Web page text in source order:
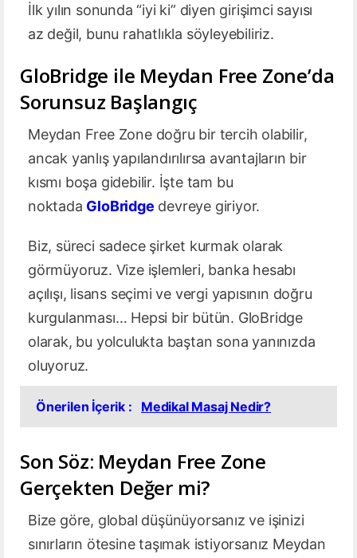
İlk yılın sonunda “iyi ki” diyen girişimci sayısı
az değil, bunu rahatlıkla söyleyebiliriz.
GloBridge ile Meydan Free Zone’da
Sorunsuz Başlangıç
Meydan Free Zone doğru bir tercih olabilir,
ancak yanlış yapılandırılırsa avantajların bir
kısmı boşa gidebilir. İşte tam bu
noktada GloBridge devreye giriyor.
Biz, süreci sadece şirket kurmak olarak
görmüyoruz. Vize işlemleri, banka hesabı
açılışı, lisans seçimi ve vergi yapısının doğru
kurgulanması… Hepsi bir bütün. GloBridge
olarak, bu yolculukta baştan sona yanınızda
oluyoruz.
Önerilen İçerik : Medikal Masaj Nedir?
Son Söz: Meydan Free Zone
Gerçekten Değer mi?
Bize göre, global düşünüyorsanız ve işinizi
sınırların ötesine taşımak istiyorsanız Meydan